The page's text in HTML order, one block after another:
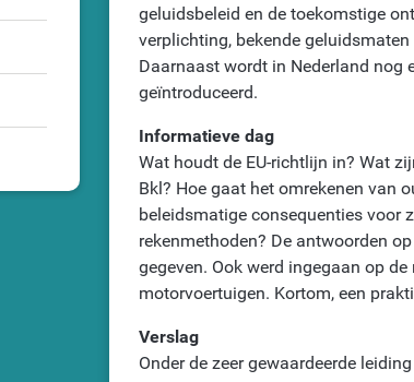
geluidsbeleid en de toekomstige
verplichting, bekende
Daarnaast wordt in Nederland nog
geïntroduceerd.
Informatieve dag
Wat houdt de EU-richtlijn in? Wat
Bkl? Hoe gaat het omrekenen van
beleidsmatige consequenties voor
rekenmethoden? De antwoorden
gegeven. Ook werd ingegaan op
motorvoertuigen. Kortom, een
Verslag
Onder de zeer gewaardeerde